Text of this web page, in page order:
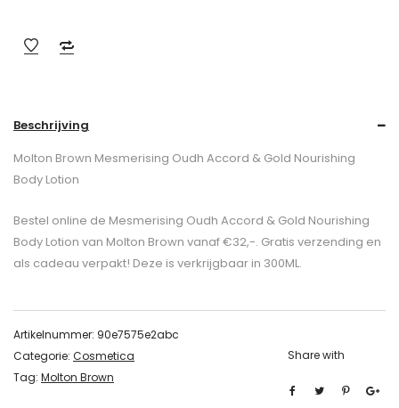
Beschrijving
Molton Brown Mesmerising Oudh Accord & Gold Nourishing
Body Lotion
Bestel online de Mesmerising Oudh Accord & Gold Nourishing
Body Lotion van Molton Brown vanaf €32,-. Gratis verzending en
als cadeau verpakt! Deze is verkrijgbaar in 300ML.
Artikelnummer: 90e7575e2abc
Categorie: Cosmetica
Tag: Molton Brown
Share with